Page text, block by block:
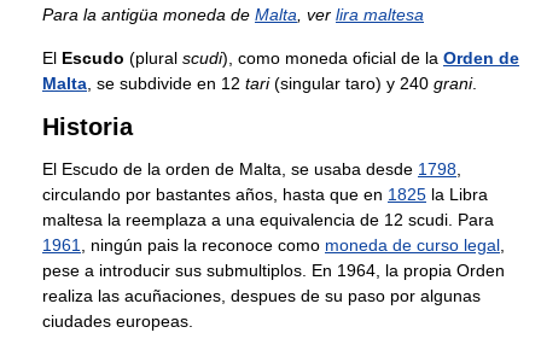
Para la antigüa moneda de Malta , ver lira maltesa
El Escudo (plural scudi), como moneda oficial de la Orden de
Malta , se subdivide en 12 tari(singular taro) y 240 grani.
Historia
El Escudo de la orden de Malta, se usaba desde 1798
circulando por bastantes años, hasta que en 1825 la Libra
maltesa la reemplaza a una equivalencia de 12 scudi. Para
1961
, ningún pais la reconoce como moneda de curso legal
pese a introducir sus submultiplos. En 1964, la propia Orden
realiza las acuñaciones, despues de su paso por algunas
ciudades europeas.